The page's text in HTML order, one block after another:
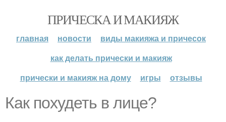
ПРИЧЕСКА И МАКИЯЖ
главная новости
виды макияжа и причесок
как делать прически и макияж
прически и макияж на дому
игры отзывы
Как похудеть в лице?